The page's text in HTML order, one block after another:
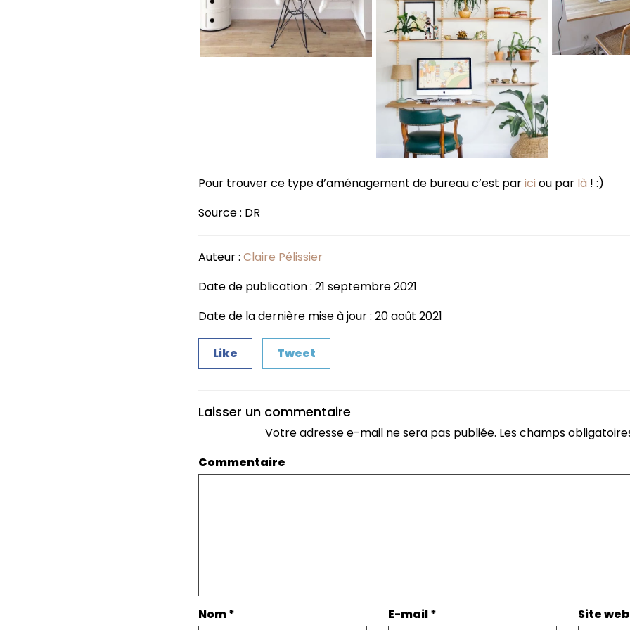
Pour trouver ce type d’aménagement de bureau c’est parici ou par là ! :)
Source : DR
Auteur : Claire Pélissier
Date de publication : 21 septembre 2021
Date de la dernière mise à jour : 20 août 2021
Like Tweet
Laisser un commentaire
Votre adresse e-mail ne sera pas publiée. Les champs
Commentaire
Nom* E-mail* Site web